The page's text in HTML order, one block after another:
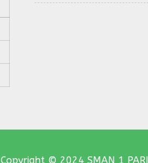
Copyright © 2024 SMAN 1